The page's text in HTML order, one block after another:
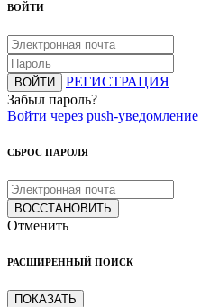
ВОЙТИ
ВОЙТИ
РЕГИСТРАЦИЯ
Забыл пароль?
Войти через push-уведомление
СБРОС ПАРОЛЯ
ВОССТАНОВИТЬ
Отменить
РАСШИРЕННЫЙ ПОИСК
ПОКАЗАТЬ